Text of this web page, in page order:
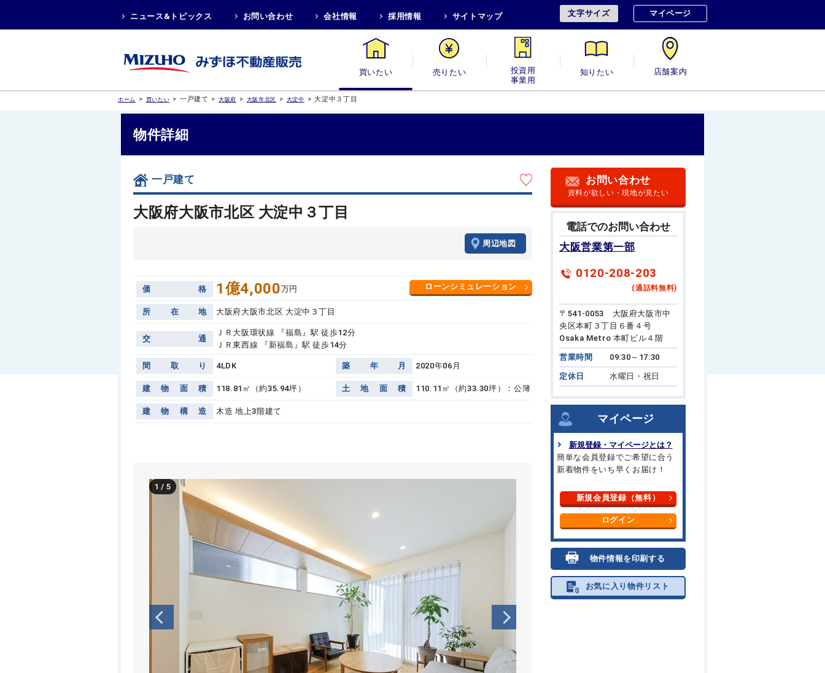
ニュース&トピックス お問い合わせ 会社情報 採用情報 サイトマップ 文字サイズ マイページ
買いたい 売りたい 投資用・事業用 知りたい 店舗案内
ホーム > 買いたい > 一戸建て > 大阪府 > 大阪市北区 > 大淀中 > 大淀中３丁目
物件詳細
一戸建て
大阪府大阪市北区 大淀中３丁目
周辺地図
価 格 1億4,000万円 ローンシミュレーション
所 在 地 大阪府大阪市北区 大淀中３丁目
交 通
ＪＲ大阪環状線 『福島』駅 徒歩12分
ＪＲ東西線 『新福島』駅 徒歩14分
間 取 り 4LDK 築 年 月 2020年06月
建 物 面 積 118.81㎡（約35.94坪） 土 地 面 積 110.11㎡（約33.30坪）：公簿
建 物 構 造 木造 地上3階建て
1 /5
お問い合わせ
資料が欲しい・現地が見たい
電話でのお問い合わせ
大阪営業第一部
0120-208-203
(通話料無料)
〒541-0053 大阪府大阪市中
央区本町３丁目６番４号
Osaka Metro 本町ビル４階
営業時間 09:30～17:30
定休日 水曜日・祝日
マイページ
新規登録・マイページとは？
簡単な会員登録でご希望に合う
新着物件をいち早くお届け！
新規会員登録（無料）
ログイン
物件情報を印刷する
お気に入り物件リスト